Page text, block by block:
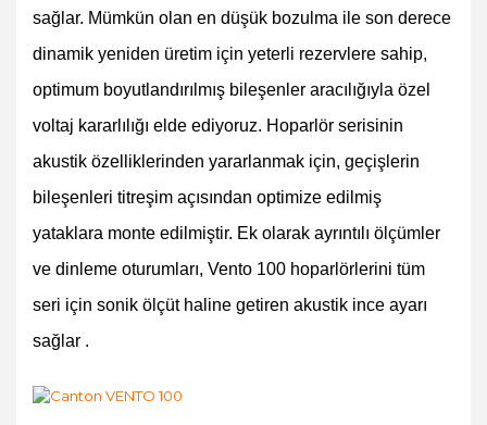
sağlar. Mümkün olan en düşük bozulma ile son derece
dinamik yeniden üretim için yeterli rezervlere sahip,
optimum boyutlandırılmış bileşenler aracılığıyla özel
voltaj kararlılığı elde ediyoruz. Hoparlör serisinin
akustik özelliklerinden yararlanmak için, geçişlerin
bileşenleri titreşim açısından optimize edilmiş
yataklara monte edilmiştir. Ek olarak ayrıntılı ölçümler
ve dinleme oturumları, Vento 100 hoparlörlerini tüm
seri için sonik ölçüt haline getiren akustik ince ayarı
sağlar .